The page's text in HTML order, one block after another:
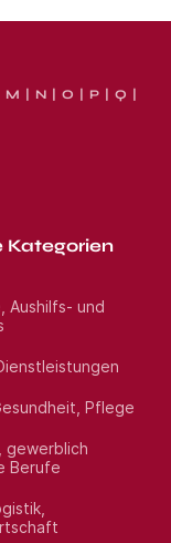
M N O P Q
Kategorien
Aushilfs- und
Pflege
gewerblich
Berufe